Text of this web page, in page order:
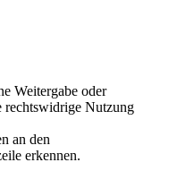
Weitergabe oder
rechtswidrige Nutzung
an den
erkennen.